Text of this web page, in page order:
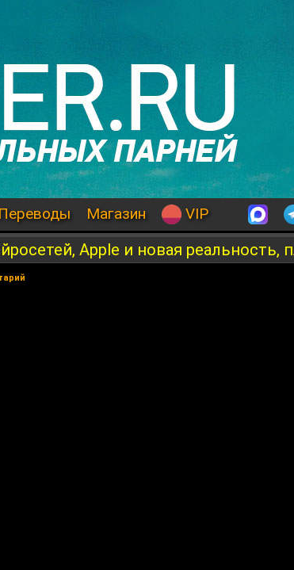
Переводы Магазин VIP
Apple и новая реальность,